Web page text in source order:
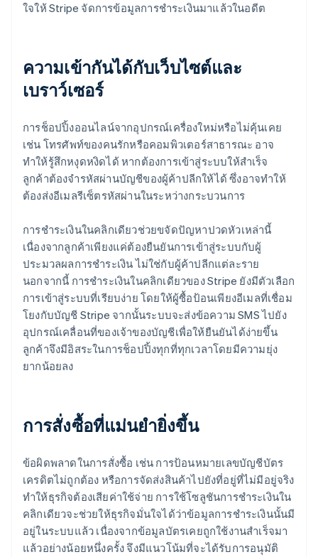
ใจให้ Stripe จัดการข้อมูลการชำระเงินมาแล้วในอดีต
ความเข้ากันได้กับเว็บไซต์และ
เบราว์เซอร์
การช็อปปิ้งออนไลน์จากอุปกรณ์เครื่องใหม่หรือไม่คุ้นเคย
เช่น โทรศัพท์ของคนรักหรือคอมพิวเตอร์สาธารณะ อาจ
ทำให้รู้สึกหงุดหงิดได้ หากต้องการเข้าสู่ระบบให้สำเร็จ
ลูกค้าต้องจำรหัสผ่านบัญชีของผู้ค้าปลีกให้ได้ ซึ่งอาจทำให้
ต้องส่งอีเมลรีเซ็ตรหัสผ่านในระหว่างกระบวนการ
การชำระเงินในคลิกเดียวช่วยขจัดปัญหาปวดหัวเหล่านี้
เนื่องจากลูกค้าเพียงแค่ต้องยืนยันการเข้าสู่ระบบกับผู้
ประมวลผลการชำระเงิน ไม่ใช่กับผู้ค้าปลีกแต่ละราย
นอกจากนี้ การชำระเงินในคลิกเดียวของ Stripe ยังมีตัวเลือก
การเข้าสู่ระบบที่เรียบง่าย โดยให้ผู้ซื้อป้อนเพียงอีเมลที่เชื่อม
โยงกับบัญชี Stripe จากนั้นระบบจะส่งข้อความ SMS ไปยัง
อุปกรณ์เคลื่อนที่ของเจ้าของบัญชีเพื่อให้ยืนยันได้ง่ายขึ้น
ลูกค้าจึงมีอิสระในการช็อปปิ้งทุกที่ทุกเวลาโดยมีความยุ่ง
ยากน้อยลง
การสั่งซื้อที่แม่นยำยิ่งขึ้น
ข้อผิดพลาดในการสั่งซื้อ เช่น การป้อนหมายเลขบัญชีบัตร
เครดิตไม่ถูกต้อง หรือการจัดส่งสินค้าไปยังที่อยู่ที่ไม่มีอยู่จริง
ทำให้ธุรกิจต้องเสียค่าใช้จ่าย การใช้โซลูชันการชำระเงินใน
คลิกเดียวจะช่วยให้ธุรกิจมั่นใจได้ว่าข้อมูลการชำระเงินนั้นมี
อยู่ในระบบแล้ว เนื่องจากข้อมูลบัตรเคยถูกใช้งานสำเร็จมา
แล้วอย่างน้อยหนึ่งครั้ง จึงมีแนวโน้มที่จะได้รับการอนุมัติ